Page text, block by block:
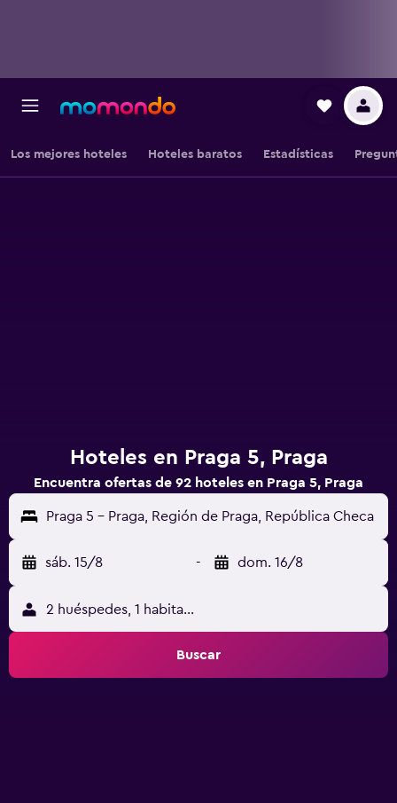
Los mejores hoteles Hoteles baratos Estadísticas
Hoteles en Praga 5, Praga
Encuentra ofertas de 92 hoteles en Praga 5, Praga
Praga 5 - Praga, Región de Praga, República Checa
sáb. 15/8 - dom. 16/8
2 huéspedes, 1 habitación
Buscar